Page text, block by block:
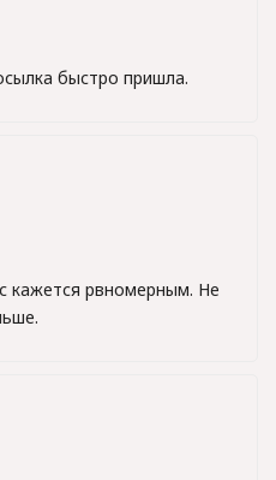
быстро пришла.
кажется рвномерным. Не